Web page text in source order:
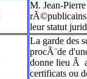
M. Jean-
leur statut
La garde des
procÃ¨de
donne lieu Ã
certificats ou